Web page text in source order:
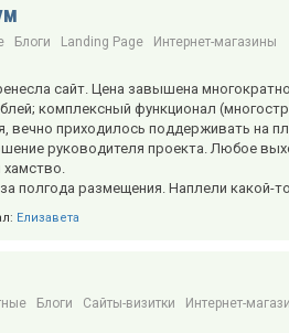
Блоги Landing Page Интернет-магазины
сайт. Цена завышена
комплексный функционал
вечно приходилось поддерживать на
руководителя проекта. Любое
полгода размещения. Наплели какой-
Елизавета
Блоги Сайты-визитки Интернет-